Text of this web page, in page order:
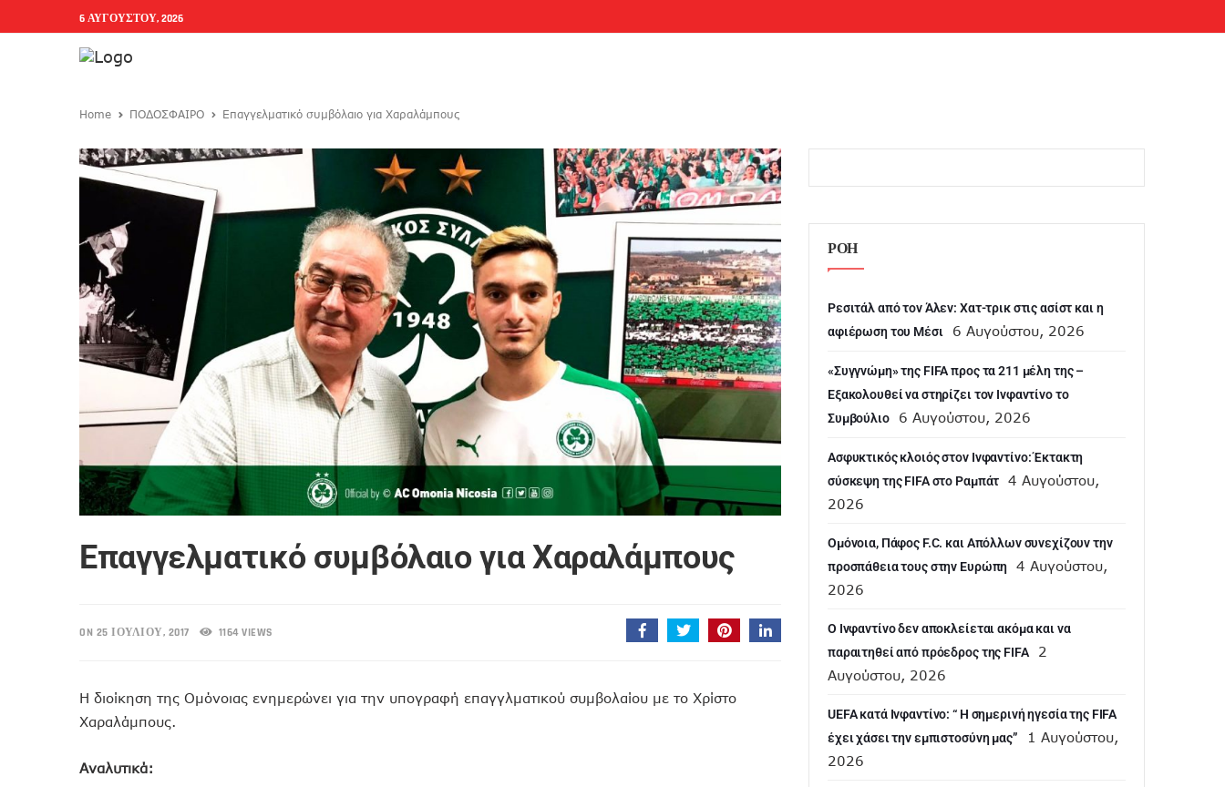
6 ΑΥΓΟΎΣΤΟΥ, 2026
Home ΠΟΔΟΣΦΑΙΡΟ Επαγγελματικό συμβόλαιο για Χαραλάμπους
Επαγγελματικό συμβόλαιο για Χαραλάμπους
ON 25 ΙΟΥΛΊΟΥ, 2017 1164 VIEWS
Η διοίκηση της Ομόνοιας ενημερώνει για την υπογραφή επαγγλματικού συμβολαίου με το Χρίστο
Χαραλάμπους.
Αναλυτικά:
ΡΟΗ
Ρεσιτάλ από τον Άλεν: Χατ-τρικ στις ασίστ και η
αφιέρωση του Μέσι
6 Αυγούστου, 2026
«Συγγνώμη» της FIFA προς τα 211 μέλη της –
Εξακολουθεί να στηρίζει τον Ινφαντίνο το
Συμβούλιο
6 Αυγούστου, 2026
Ασφυκτικός κλοιός στον Ινφαντίνο: Έκτακτη
σύσκεψη της FIFA στο Ραμπάτ
4 Αυγούστου,
2026
Ομόνοια, Πάφος F.C. και Απόλλων συνεχίζουν την
προσπάθεια τους στην Ευρώπη
4 Αυγούστου,
2026
Ο Ινφαντίνο δεν αποκλείεται ακόμα και να
παραιτηθεί από πρόεδρος της FIFA
2
Αυγούστου, 2026
UEFA κατά Ινφαντίνο: “ H σημερινή ηγεσία της FIFA
έχει χάσει την εμπιστοσύνη μας”
1 Αυγούστου,
2026